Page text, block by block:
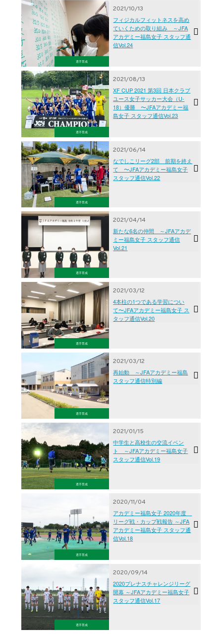
選手育成
2021/10/13
フィジカルフィットネスを高め
ていくための取り組み ～JFA
アカデミー福島女子 スタッフ通
信Vol.24
選手育成
2021/08/13
XF CUP 2021 第3回 日本クラブ
ユース女子サッカー大会（U-
18）優勝 〜JFAアカデミー福
島女子 スタッフ通信Vol.23
選手育成
2021/06/14
なでしこリーグ2部 前期を終え
て 〜JFAアカデミー福島女子
スタッフ通信Vol.22
選手育成
2021/04/14
新たな6名の仲間 ～JFAアカデ
ミー福島女子 スタッフ通信
Vol.21
選手育成
2021/03/12
4本柱の1つである学習につい
て〜JFAアカデミー福島女子 ス
タッフ通信Vol.20
選手育成
2021/03/12
再始動 ～JFAアカデミー福島
スタッフ通信特別編
選手育成
2021/01/15
中学生と高校生の交流イベン
ト ～JFAアカデミー福島女子
スタッフ通信Vol.19
選手育成
2020/11/04
アカデミー福島女子 2020年度
リーグ戦・カップ戦報告 ～JFA
アカデミー福島女子 スタッフ通
信Vol.18
選手育成
2020/09/14
2020プレナスチャレンジリーグ
開幕 ～JFAアカデミー福島女子
スタッフ通信Vol.17